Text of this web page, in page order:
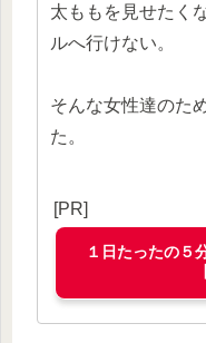
太ももを見せたく
ルへ行けない。
そんな女性達のた
た。
[PR]
１日たったの５